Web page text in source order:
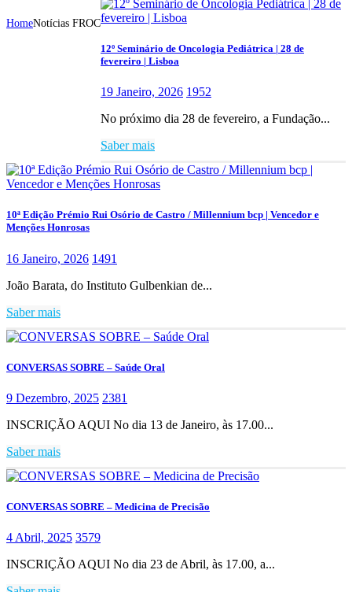
HomeNotícias FROC
12º Seminário de Oncologia Pediátrica | 28 de
fevereiro | Lisboa
19 Janeiro, 2026 1952
No próximo dia 28 de fevereiro, a Fundação...
Saber mais
10ª Edição Prémio Rui Osório de Castro / Millennium bcp | Vencedor e
Menções Honrosas
16 Janeiro, 2026 1491
João Barata, do Instituto Gulbenkian de...
Saber mais
CONVERSAS SOBRE – Saúde Oral
9 Dezembro, 2025 2381
INSCRIÇÃO AQUI No dia 13 de Janeiro, às 17.00...
Saber mais
CONVERSAS SOBRE – Medicina de Precisão
4 Abril, 2025 3579
INSCRIÇÃO AQUI No dia 23 de Abril, às 17.00, a...